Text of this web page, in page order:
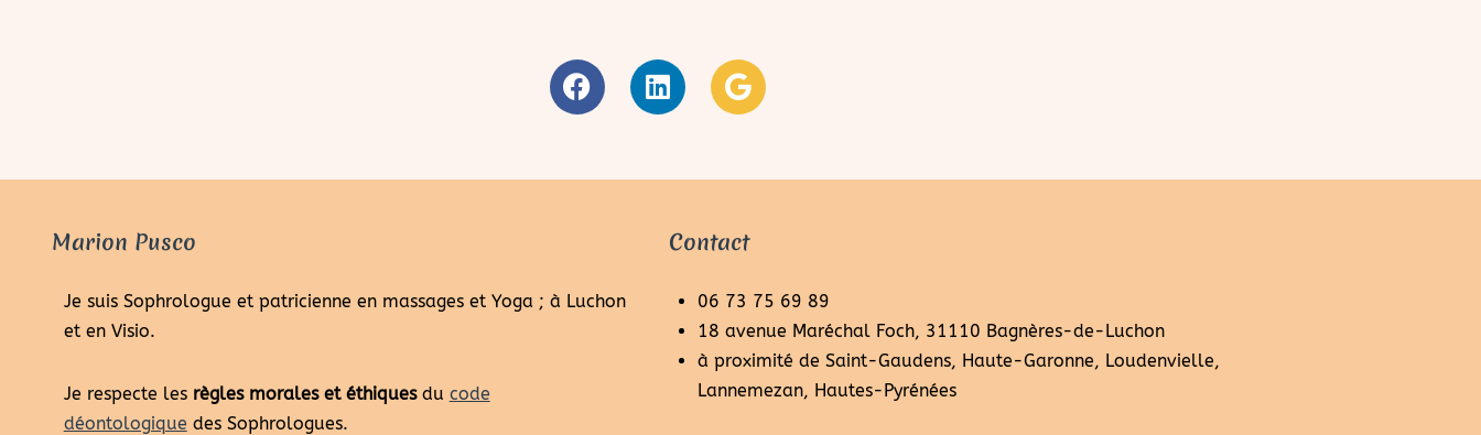
Marion Pusco
Je suis Sophrologue et patricienne en massages et Yoga ; à Luchon
et en Visio.
Je respecte les règles morales et éthiquesdu code
déontologique des Sophrologues.
Contact
06 73 75 69 89
18 avenue Maréchal Foch, 31110 Bagnères-de-Luchon
à proximité de Saint-Gaudens, Haute-Garonne, Loudenvielle,
Lannemezan, Hautes-Pyrénées